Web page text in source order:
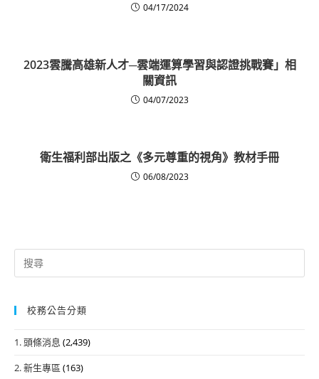
04/17/2024
2023雲騰高雄新人才─雲端運算學習與認證挑戰賽」相
關資訊
04/07/2023
衛生福利部出版之《多元尊重的視角》教材手冊
06/08/2023
Search
for:
校務公告分類
1. 頭條消息 (2,439)
2. 新生專區 (163)